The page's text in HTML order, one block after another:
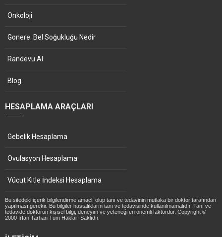
Onkoloji
Gonere: Bel Soğukluğu Nedir
Randevu Al
Blog
HESAPLAMA ARAÇLARI
Gebelik Hesaplama
Ovulasyon Hesaplama
Vücut Kitle İndeksi Hesaplama
Bu sitedeki içerik bilgilendirme amaçlı olup tanı ve tedavinin mutlaka bir doktor tarafından
yapılması gerekir. Bu bilgiler hastalıkların tanı ve tedavisinde kullanılmamalıdır. Tanı ve
tedavide doktorun kişisel bilgi, deneyim ve yeteneği en önemli faktördür. Copyright ©
2000 İrfan Tarhan Tüm Hakları Saklıdır.